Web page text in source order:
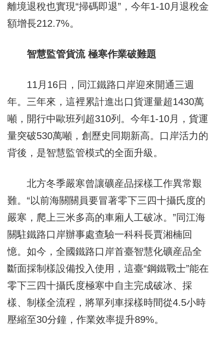
離境退稅也實現“掃碼即退”，今年1-10月退稅金
額增長212.7%。
智慧監管貨流 極寒作業破難題
11月16日，同江鐵路口岸迎來開通三週
年。三年來，這裡累計進出口貨運量超1430萬
噸，開行中歐班列超310列。今年1-10月，貨運
量突破530萬噸，創歷史同期新高。口岸活力的
背後，是智慧監管模式的全面升級。
北方冬季嚴寒曾讓礦産品採樣工作異常艱
難。“以前海關關員要冒著零下三四十攝氏度的
嚴寒，爬上三米多高的車廂人工破冰。”同江海
關駐鐵路口岸辦事處查驗一科科長賈湘楠回
憶。如今，全國鐵路口岸首臺智慧化礦産品全
斷面採制樣設備投入使用，這臺“鋼鐵戰士”能在
零下三四十攝氏度極寒中自主完成破冰、採
樣、制樣全流程，將單列車採樣時間從4.5小時
壓縮至30分鐘，作業效率提升89%。